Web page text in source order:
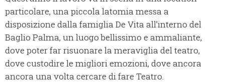
particolare, una piccola latomia messa a
disposizione dalla famiglia De Vita all’interno del
Baglio Palma, un luogo bellissimo e ammaliante,
dove poter far risuonare la meraviglia del teatro,
dove custodire le migliori emozioni, dove ancora
ancora una volta cercare di fare Teatro.